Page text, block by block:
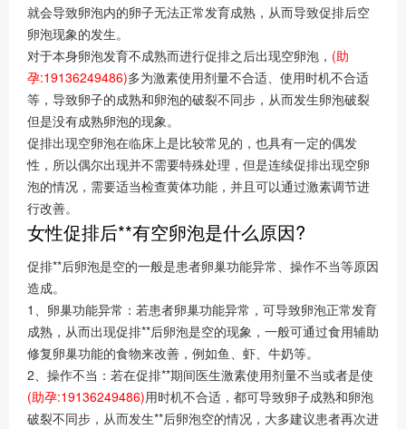
就会导致卵泡内的卵子无法正常发育成熟，从而导致促排后空
卵泡现象的发生。
对于本身卵泡发育不成熟而进行促排之后出现空卵泡， (助
孕:19136249486)多为激素使用剂量不合适、使用时机不合适
等，导致卵子的成熟和卵泡的破裂不同步，从而发生卵泡破裂
但是没有成熟卵泡的现象。
促排出现空卵泡在临床上是比较常见的，也具有一定的偶发
性，所以偶尔出现并不需要特殊处理，但是连续促排出现空卵
泡的情况，需要适当检查黄体功能，并且可以通过激素调节进
行改善。
女性促排后**有空卵泡是什么原因?
促排**后卵泡是空的一般是患者卵巢功能异常、操作不当等原因
造成。
1、卵巢功能异常：若患者卵巢功能异常，可导致卵泡正常发育
成熟，从而出现促排**后卵泡是空的现象，一般可通过食用辅助
修复卵巢功能的食物来改善，例如鱼、虾、牛奶等。
2、操作不当：若在促排**期间医生激素使用剂量不当或者是使
(助孕:19136249486)用时机不合适，都可导致卵子成熟和卵泡
破裂不同步，从而发生**后卵泡空的情况，大多建议患者再次进